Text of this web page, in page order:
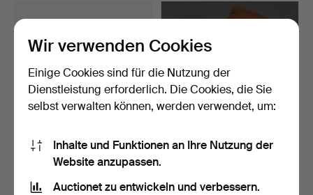
BIJOUTERIER, Lot, ca.
2000 Gramm.
Beendet 11. Sep 2025
SCHMUCK/BIJOUTERIE,
Beendet 5. Apr 2025
Wir verwenden Cookies
Einige Cookies sind für die Nutzung der
Dienstleistung erforderlich. Die Cookies, die Sie
selbst verwalten können, werden verwendet, um:
Inhalte und Funktionen an Ihre Nutzung der
Website anzupassen.
Auctionet zu entwickeln und verbessern.